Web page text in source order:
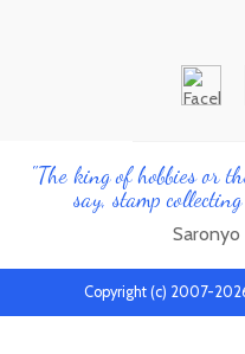
"The king of hobbies or
say, stamp
Saronyo
Copyright (c) 2007-